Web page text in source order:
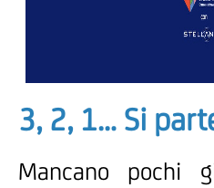
3, 2, 1… Si
Mancano pochi